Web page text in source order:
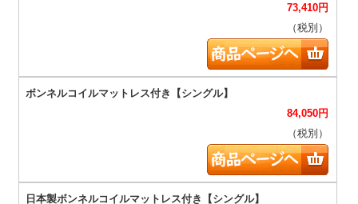
73,410円
（税別）
84,050円
（税別）